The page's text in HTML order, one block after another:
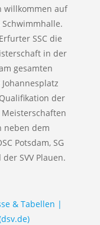
willkommen auf
SSC die
in der
gesamten
der
neben dem
Potsdam, SG
SVV Plauen.
& Tabellen |